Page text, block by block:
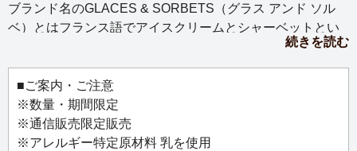
ブランド名のGLACES & SORBETS（グラス アンド ソル
ベ）とはフランス語でアイスクリームとシャーベットとい
う意味。じっくりと抽出したお茶を北海道産の生乳と生ク
リームに混ぜ合わせ、味わい深く、リッチな口溶けのアイ
スクリームに仕上げました。人気のお茶をしっかりと感じ
るアイスクリームは、ルピシアだからこそ出来たスイー
ツ。
続きを読む
■ご案内・ご注意
※数量・期間限定
※通信販売限定販売
※アレルギー特定原材料 乳を使用